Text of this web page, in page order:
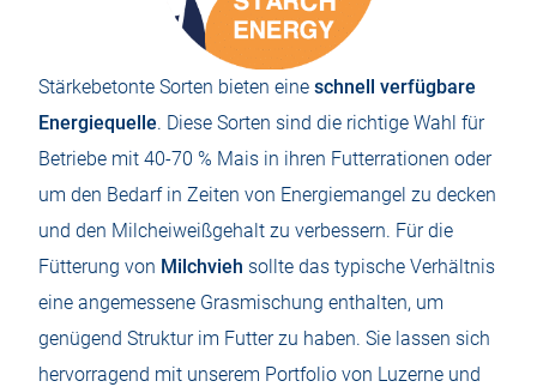
Stärkebetonte Sorten bieten eine schnell verfügbare
Energiequelle. Diese Sorten sind die richtige Wahl für
Betriebe mit 40-70 % Mais in ihren Futterrationen oder
um den Bedarf in Zeiten von Energiemangel zu decken
und den Milcheiweißgehalt zu verbessern. Für die
Fütterung von Milchvieh sollte das typische Verhältnis
eine angemessene Grasmischung enthalten, um
genügend Struktur im Futter zu haben. Sie lassen sich
hervorragend mit unserem Portfolio von Luzerne und